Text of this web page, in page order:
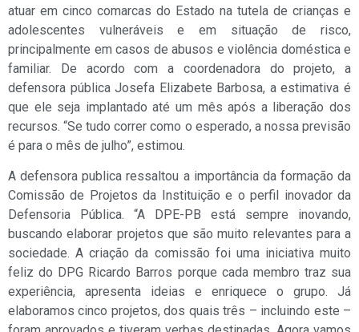
atuar em cinco comarcas do Estado na tutela de crianças e
adolescentes vulneráveis e em situação de risco,
principalmente em casos de abusos e violência doméstica e
familiar. De acordo com a coordenadora do projeto, a
defensora pública Josefa Elizabete Barbosa, a estimativa é
que ele seja implantado até um mês após a liberação dos
recursos. “Se tudo correr como o esperado, a nossa previsão
é para o mês de julho”, estimou.
A defensora publica ressaltou a importância da formação da
Comissão de Projetos da Instituição e o perfil inovador da
Defensoria Pública. “A DPE-PB está sempre inovando,
buscando elaborar projetos que são muito relevantes para a
sociedade. A criação da comissão foi uma iniciativa muito
feliz do DPG Ricardo Barros porque cada membro traz sua
experiência, apresenta ideias e enriquece o grupo. Já
elaboramos cinco projetos, dos quais três – incluindo este –